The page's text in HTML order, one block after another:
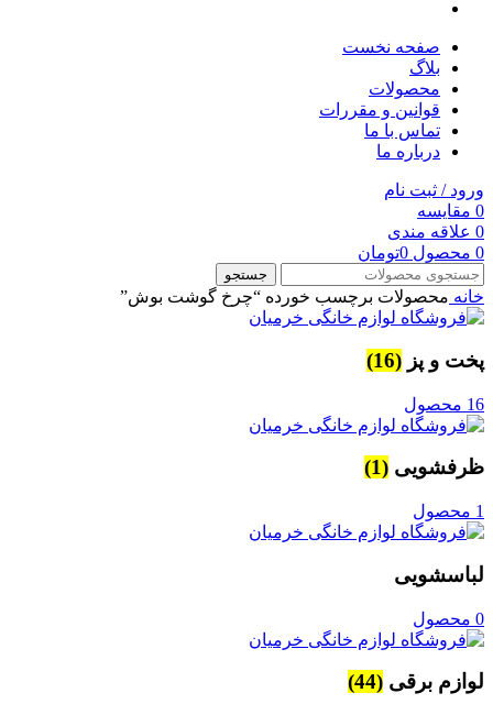
صفحه نخست
بلاگ
محصولات
قوانین و مقررات
تماس با ما
درباره ما
ورود / ثبت نام
0 مقایسه
0 علاقه مندی
0 محصول 0تومان
جستجو
خانه محصولات برچسب خورده “چرخ گوشت بوش”
پخت و پز (16)
16 محصول
ظرفشویی (1)
1 محصول
لباسشویی
0 محصول
لوازم برقی (44)